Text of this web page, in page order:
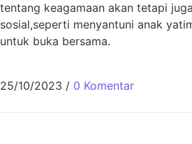
tentang keagamaan akan tetapi
sosial,seperti menyantuni anak
untuk buka bersama.
25/10/2023 / 0 Komentar